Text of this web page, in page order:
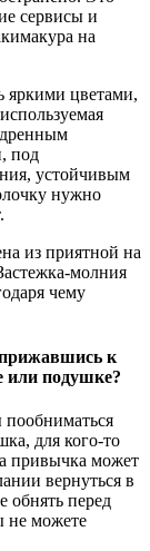
сервисы и
на
яркими цветами,
под
устойчивым
нужно
из приятной на
молния
чему
прижавшись к
или подушке?
пообниматься
для кого-то
привычка может
вернуться в
обнять перед
не можете